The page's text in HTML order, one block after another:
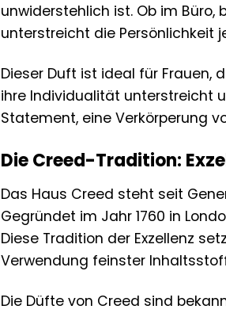
unwiderstehlich ist. Ob im
unterstreicht die Persönlichkeit
Dieser Duft ist ideal für Frauen,
ihre Individualität unterstreicht
Statement, eine Verkörperung
Die Creed-Tradition:
Das Haus Creed steht seit
Gegründet im Jahr 1760 in
Diese Tradition der Exzellenz
Verwendung feinster
Die Düfte von Creed sind